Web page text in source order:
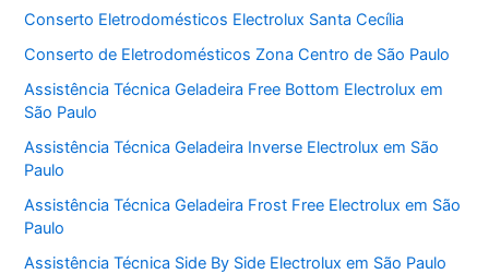
Conserto Eletrodomésticos Electrolux Santa Cecília
Conserto de Eletrodomésticos Zona Centro de São Paulo
Assistência Técnica Geladeira Free Bottom Electrolux em
São Paulo
Assistência Técnica Geladeira Inverse Electrolux em São
Paulo
Assistência Técnica Geladeira Frost Free Electrolux em São
Paulo
Assistência Técnica Side By Side Electrolux em São Paulo